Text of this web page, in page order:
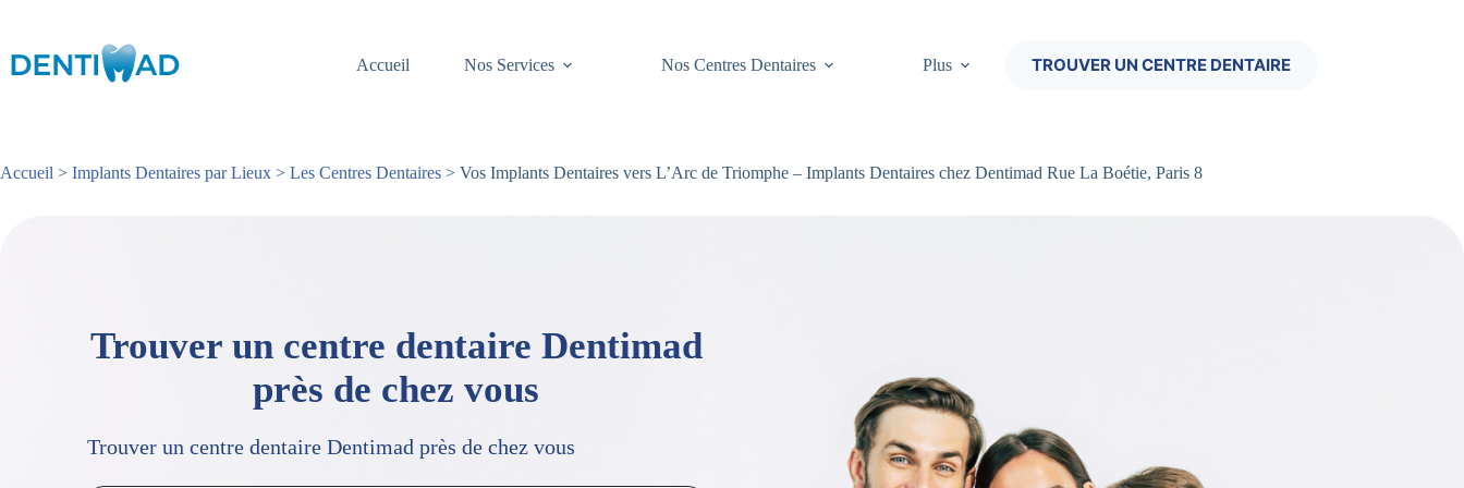
Accueil
Nos Services Nos Centres Dentaires Plus TROUVER UN CENTRE DENTAIRE
Accueil > Implants Dentaires par Lieux > Les Centres Dentaires > Vos Implants Dentaires vers L’Arc de Triomphe – Implants Dentaires chez Dentimad Rue La Boétie, Paris 8
Trouver un centre dentaire Dentimad
près de chez vous
Trouver un centre dentaire Dentimad près de chez vous